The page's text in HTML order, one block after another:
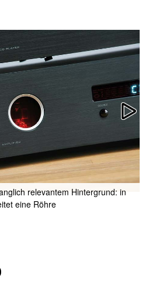
relevantem Hintergrund: in
eine Röhre